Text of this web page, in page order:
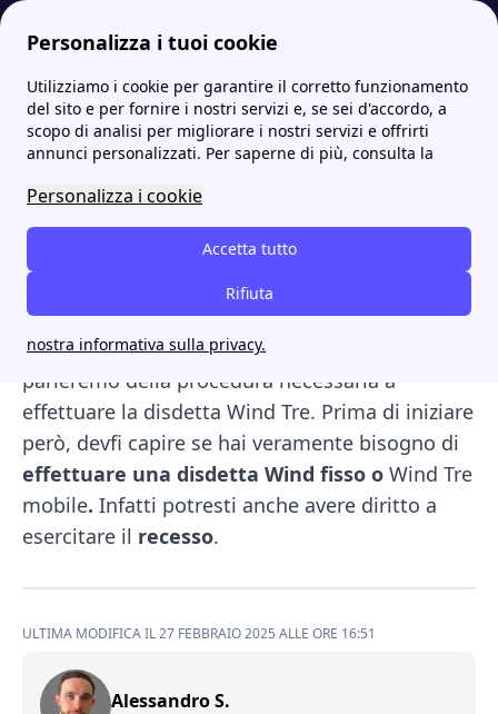
Personalizza i tuoi cookie
Utilizziamo i cookie per garantire il corretto funzionamento
del sito e per fornire i nostri servizi e, se sei d'accordo, a
scopo di analisi per migliorare i nostri servizi e offrirti
annunci personalizzati. Per saperne di più, consulta la
Personalizza i cookie
Accetta tutto
Rifiuta
nostra informativa sulla privacy.
Internet Casa WindTre: le migliori offerte, gli sportelli e i contatti utili Disdetta WindTre: ecco tutte le modalità e le tempistiche per farla
Disdetta WindTre: ecco
tutte le modalità e le
tempistiche per farla
contratto Wind Tre fisso
o mobilema non sai come fare? Niente paura,
ti aiutiamo noi. Infatti in questo articolo
parleremo della procedura necessaria a
effettuare la disdetta Wind Tre. Prima di iniziare
però, devfi capire se hai veramente bisogno di
effettuare una disdetta Wind fisso o Wind Tre
mobile. Infatti potresti anche avere diritto a
esercitare il recesso.
ULTIMA MODIFICA IL 27 FEBBRAIO 2025 ALLE ORE 16:51
Alessandro S.